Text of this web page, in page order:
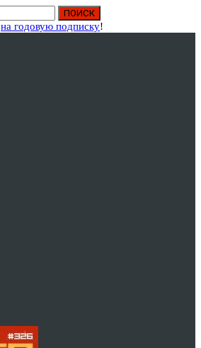
на годовую подписку!